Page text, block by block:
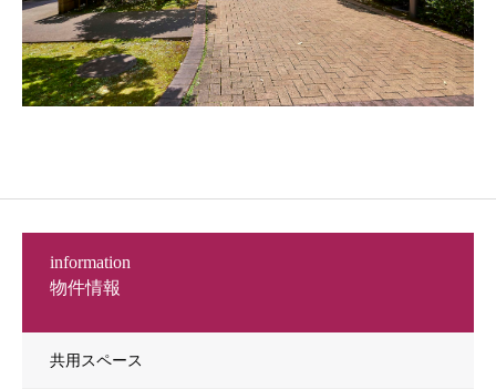
物件情報
information
共用スペース